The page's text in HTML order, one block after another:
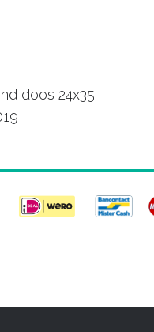
doos 24x35